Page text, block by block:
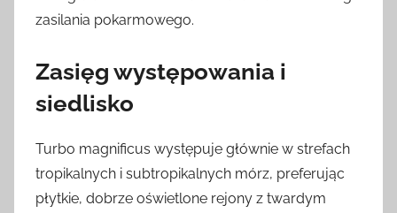
zasilania pokarmowego.
Zasięg występowania i
siedlisko
Turbo magnificus występuje głównie w strefach
tropikalnych i subtropikalnych mórz, preferując
płytkie, dobrze oświetlone rejony z twardym